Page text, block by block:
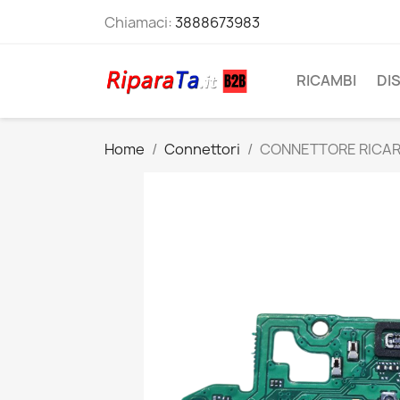
Chiamaci:3888673983
RICAMBI
Home Connettori CONNETTORE